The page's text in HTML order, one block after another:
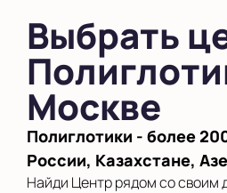
Фили
Якиманка
в Южном Бутово
во Внуково
на
Выбрать
Москве
Полиглотики - более
России, Казахстане,
Найди Центр рядом со своим